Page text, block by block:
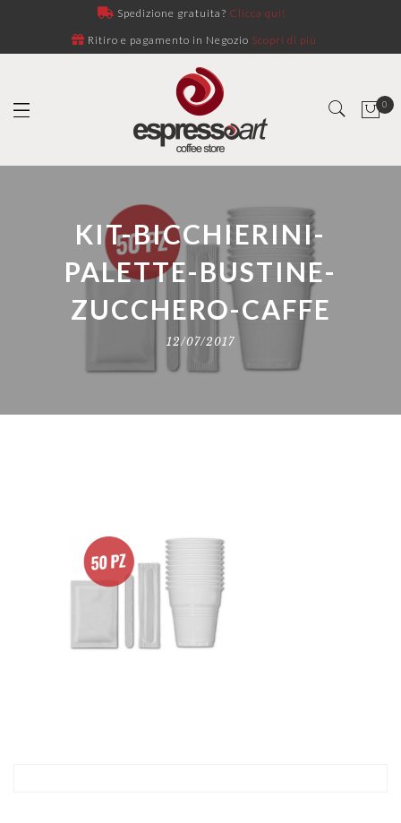
Spedizione gratuita? Clicca qui!
Ritiro e pagamento in Negozio Scopri di più
0
KIT-BICCHIERINI-
PALETTE-BUSTINE-
ZUCCHERO-CAFFE
12/07/2017